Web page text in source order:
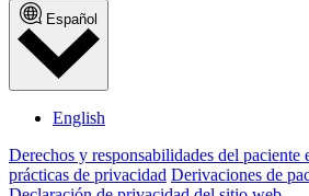
Español
English
Derechos y responsabilidades del paciente
prácticas de privacidad Derivaciones de